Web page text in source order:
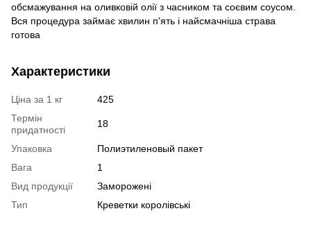
обсмажування на оливковій олії з часником та соєвим соусом.
Вся процедура займає хвилин п'ять і найсмачніша страва
готова
Характеристики
Ціна за 1 кг
425
Термін
придатності
18
Упаковка
Полиэтиленовый пакет
Вага
1
Вид продукції
Заморожені
Тип
Креветки королівські